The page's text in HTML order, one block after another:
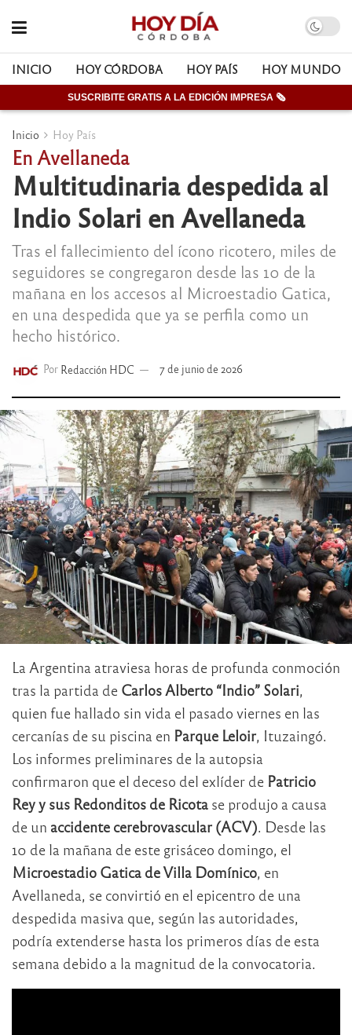
INICIO HOY CÓRDOBA HOY PAÍS HOY MUNDO
SUSCRIBITE GRATIS A LA EDICIÓN IMPRESA 🗞
Inicio Hoy País
En Avellaneda
Multitudinaria despedida al
Indio Solari en Avellaneda
Tras el fallecimiento del ícono ricotero, miles de
seguidores se congregaron desde las 10 de la
mañana en los accesos al Microestadio Gatica,
en una despedida que ya se perfila como un
hecho histórico.
Por Redacción HDC 7 de junio de 2026
La Argentina atraviesa horas de profunda conmoción
tras la partida de Carlos Alberto “Indio” Solari,
quien fue hallado sin vida el pasado viernes en las
cercanías de su piscina en Parque Leloir, Ituzaingó.
Los informes preliminares de la autopsia
confirmaron que el deceso del exlíder de Patricio
Rey y sus Redonditos de Ricota se produjo a causa
de un accidente cerebrovascular (ACV). Desde las
10 de la mañana de este grisáceo domingo, el
Microestadio Gatica de Villa Domínico, en
Avellaneda, se convirtió en el epicentro de una
despedida masiva que, según las autoridades,
podría extenderse hasta los primeros días de esta
semana debido a la magnitud de la convocatoria.